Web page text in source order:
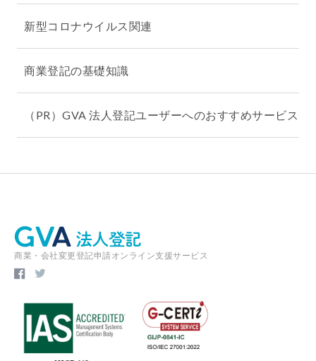
新型コロナウイルス関連
商業登記の基礎知識
（PR）GVA 法人登記ユーザーへのおすすめサービス
商業・会社変更登記申請オンライン支援サービス